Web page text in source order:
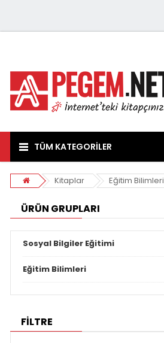
TÜM KATEGORİLER
Kitaplar Eğitim Bilimleri
ÜRÜN GRUPLARI
Sosyal Bilgiler Eğitimi
Eğitim Bilimleri
FİLTRE